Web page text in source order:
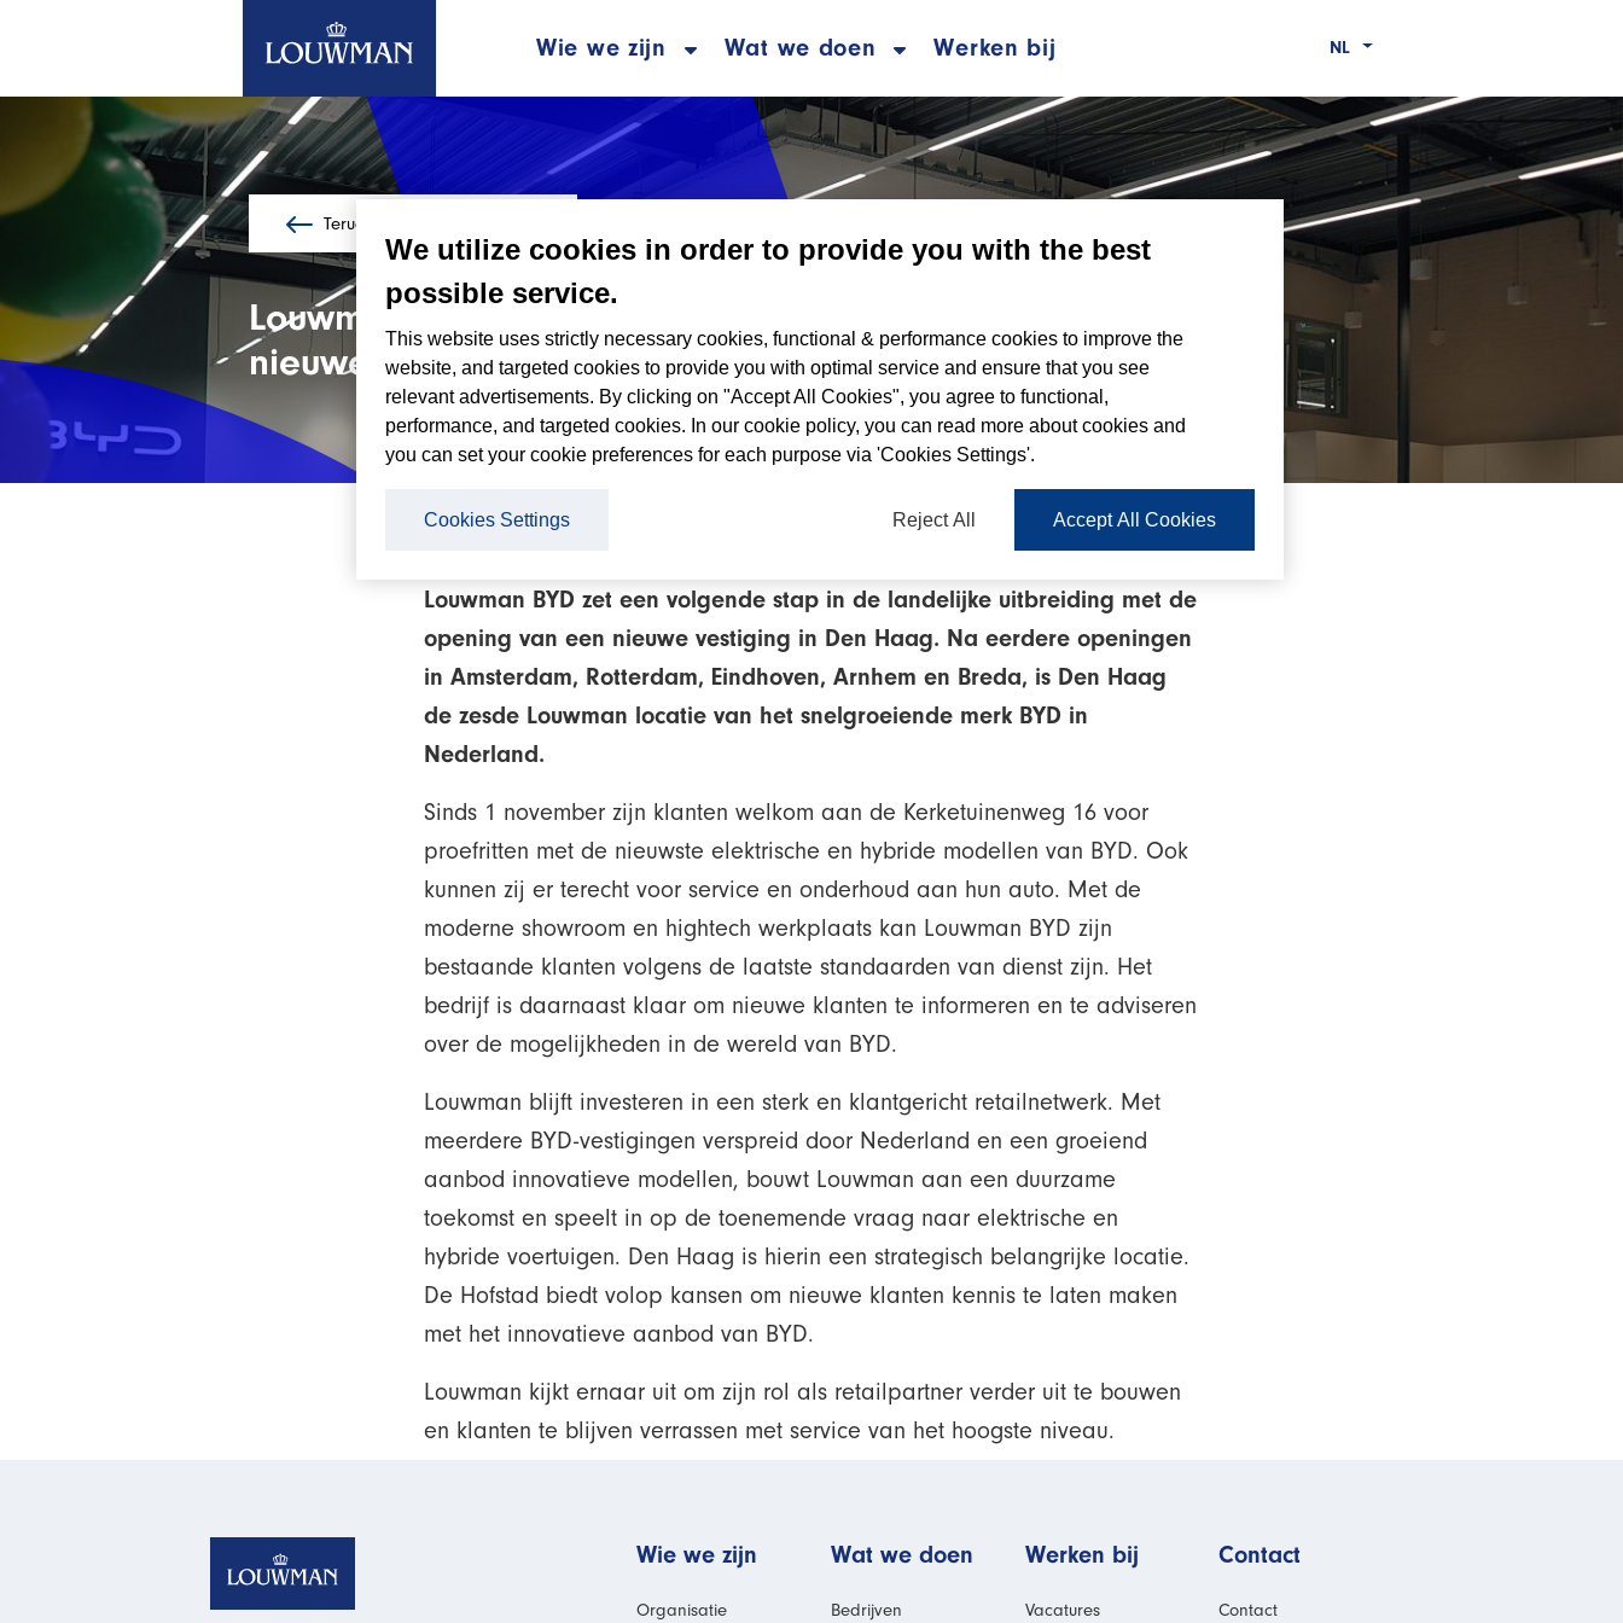
hoofdinhoud
Wie we zijn Wat we doen Werken bij NL
Terug naar nieuws overzicht
Louwman BYD opent zesde vestiging in Nederland –
nieuwe locatie in Den Haag
19/11/2025
Louwman BYD zet een volgende stap in de landelijke uitbreiding met de
opening van een nieuwe vestiging in Den Haag. Na eerdere openingen
in Amsterdam, Rotterdam, Eindhoven, Arnhem en Breda, is Den Haag
de zesde Louwman locatie van het snelgroeiende merk BYD in
Nederland.
Sinds 1 november zijn klanten welkom aan de Kerketuinenweg 16 voor
proefritten met de nieuwste elektrische en hybride modellen van BYD. Ook
kunnen zij er terecht voor service en onderhoud aan hun auto. Met de
moderne showroom en hightech werkplaats kan Louwman BYD zijn
bestaande klanten volgens de laatste standaarden van dienst zijn. Het
bedrijf is daarnaast klaar om nieuwe klanten te informeren en te adviseren
over de mogelijkheden in de wereld van BYD.
Louwman blijft investeren in een sterk en klantgericht retailnetwerk. Met
meerdere BYD-vestigingen verspreid door Nederland en een groeiend
aanbod innovatieve modellen, bouwt Louwman aan een duurzame
toekomst en speelt in op de toenemende vraag naar elektrische en
hybride voertuigen. Den Haag is hierin een strategisch belangrijke locatie.
De Hofstad biedt volop kansen om nieuwe klanten kennis te laten maken
met het innovatieve aanbod van BYD.
Louwman kijkt ernaar uit om zijn rol als retailpartner verder uit te bouwen
en klanten te blijven verrassen met service van het hoogste niveau.
Wie we zijn
Organisatie
Wat we doen
Bedrijven
Werken bij
Vacatures
Contact
Contact
We utilize cookies in order to provide you with the best
possible service.
This website uses strictly necessary cookies, functional & performance cookies to improve the
website, and targeted cookies to provide you with optimal service and ensure that you see
relevant advertisements. By clicking on "Accept All Cookies", you agree to functional,
performance, and targeted cookies. In our cookie policy, you can read more about cookies and
you can set your cookie preferences for each purpose via 'Cookies Settings'.
Reject All Accept All Cookies
Cookies Settings